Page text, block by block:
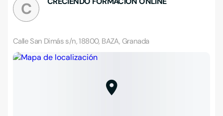
C
Calle San Dimás s/n, 18800, BAZA, Granada